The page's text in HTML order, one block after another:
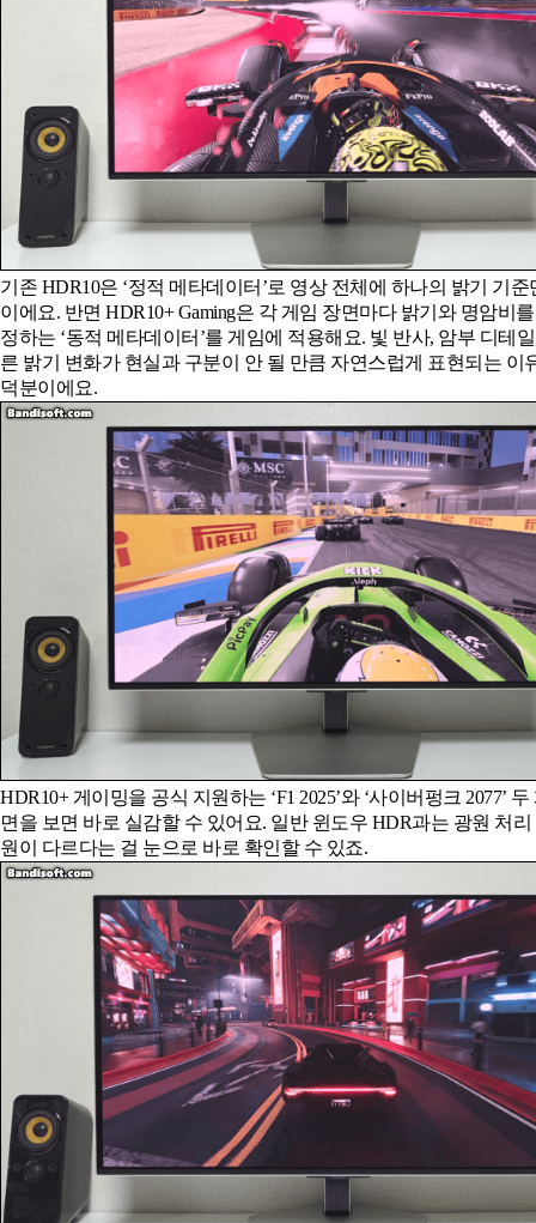
기존 HDR10은 ‘정적 메타데이터’로 영상 전체에 하나의 밝기 기
이에요. 반면 HDR10+ Gaming은 각 게임 장면마다 밝기와 명암비
정하는 ‘동적 메타데이터’를 게임에 적용해요. 빛 반사, 암부 디테
른 밝기 변화가 현실과 구분이 안 될 만큼 자연스럽게 표현되는 이
덕분이에요.
HDR10+ 게이밍을 공식 지원하는 ‘F1 2025’와 ‘사이버펑크 2077’
면을 보면 바로 실감할 수 있어요. 일반 윈도우 HDR과는 광원 처
원이 다르다는 걸 눈으로 바로 확인할 수 있죠.